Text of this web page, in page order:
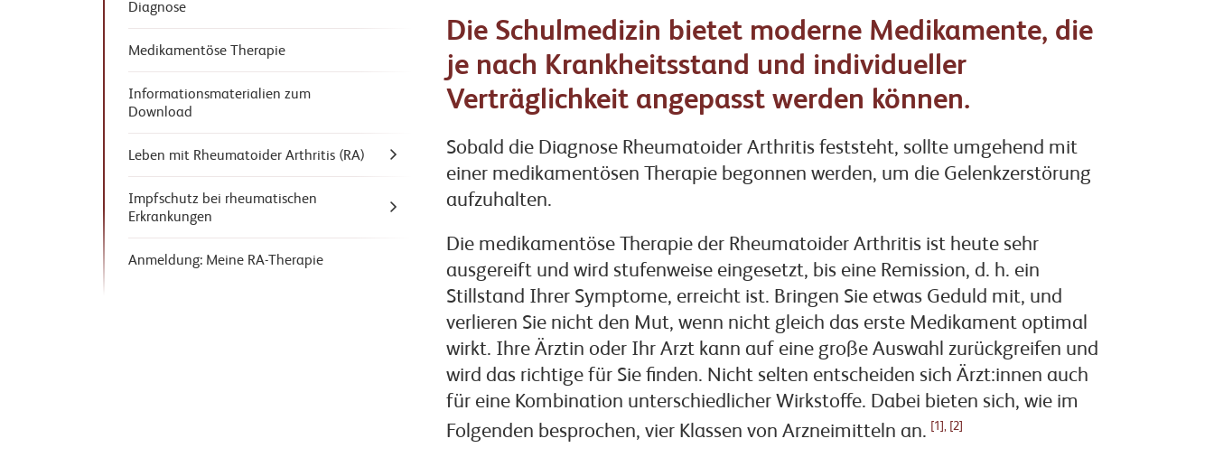
Diagnose
Medikamentöse Therapie
Informationsmaterialien zum
Download
Leben mit Rheumatoider Arthritis (RA)
Impfschutz bei rheumatischen
Erkrankungen
Anmeldung: Meine RA-Therapie
Die Schulmedizin bietet moderne Medikamente, die
je nach Krankheitsstand und individueller
Verträglichkeit angepasst werden können.
Sobald die Diagnose Rheumatoider Arthritis feststeht, sollte umgehend mit
einer medikamentösen Therapie begonnen werden, um die Gelenkzerstörung
aufzuhalten.
Die medikamentöse Therapie der Rheumatoider Arthritis ist heute sehr
ausgereift und wird stufenweise eingesetzt, bis eine Remission, d. h. ein
Stillstand Ihrer Symptome, erreicht ist. Bringen Sie etwas Geduld mit, und
verlieren Sie nicht den Mut, wenn nicht gleich das erste Medikament optimal
wirkt. Ihre Ärztin oder Ihr Arzt kann auf eine große Auswahl zurückgreifen und
wird das richtige für Sie finden. Nicht selten entscheiden sich Ärzt:innen auch
für eine Kombination unterschiedlicher Wirkstoffe. Dabei bieten sich, wie im
Folgenden besprochen, vier Klassen von Arzneimitteln an.
[1], [2]